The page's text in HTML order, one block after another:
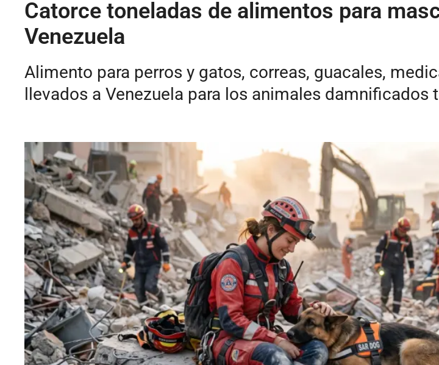
Catorce toneladas de alimentos para
Venezuela
Alimento para perros y gatos, correas, guacales,
llevados a Venezuela para los animales damnificados